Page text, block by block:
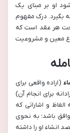
او بر مبنای یک
بگیرد. درک مفهوم
صحت هر عقد است که
معین و مشروعیت
(اراده واقعی برای
برای انجام آن)
که الفاظ و اشاراتی که
باشد؛ به نحوی
انشاء او را داشته